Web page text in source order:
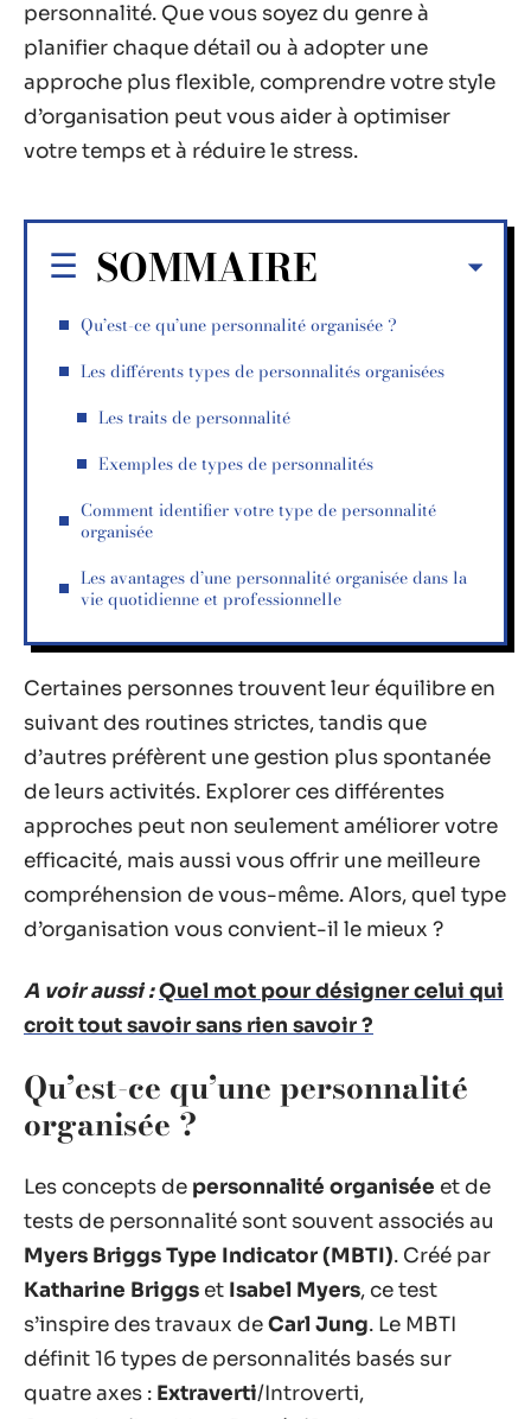
personnalité. Que vous soyez du genre à
planifier chaque détail ou à adopter une
approche plus flexible, comprendre votre style
d’organisation peut vous aider à optimiser
votre temps et à réduire le stress.
SOMMAIRE
Qu’est-ce qu’une personnalité organisée ?
Les différents types de personnalités organisées
Les traits de personnalité
Exemples de types de personnalités
Comment identifier votre type de personnalité
organisée
Les avantages d’une personnalité organisée dans la
vie quotidienne et professionnelle
Certaines personnes trouvent leur équilibre en
suivant des routines strictes, tandis que
d’autres préfèrent une gestion plus spontanée
de leurs activités. Explorer ces différentes
approches peut non seulement améliorer votre
efficacité, mais aussi vous offrir une meilleure
compréhension de vous-même. Alors, quel type
d’organisation vous convient-il le mieux ?
A voir aussi :Quel mot pour désigner celui qui
croit tout savoir sans rien savoir ?
Qu’est-ce qu’une personnalité
organisée ?
Les concepts de personnalité organisée et de
tests de personnalité sont souvent associés au
Myers Briggs Type Indicator (MBTI). Créé par
Katharine Briggs et Isabel Myers, ce test
s’inspire des travaux deCarl Jung. Le MBTI
définit 16 types de personnalités basés sur
quatre axes : Extraverti/Introverti,